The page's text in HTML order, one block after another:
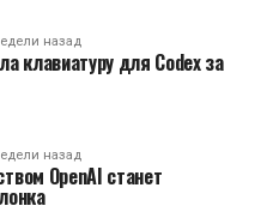
назад
клавиатуру для Codex за
назад
OpenAI станет